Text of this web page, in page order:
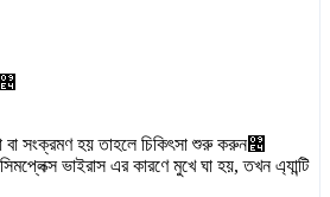
বা সংক্রমণ হয় তাহলে চিকিৎসা শুরু করুন৤
ভাইরাস এর কারণে মুখে ঘা হয়, তখন এ্যান্টি